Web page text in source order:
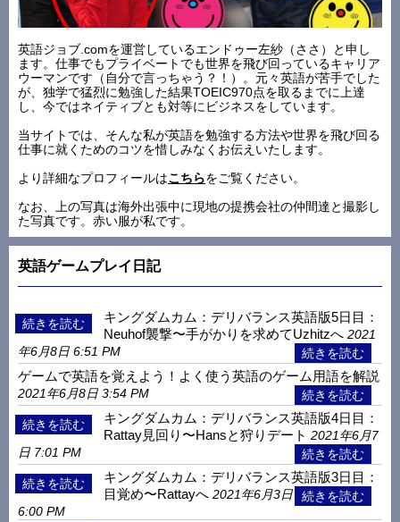
英語ジョブ.comを運営しているエンドゥー左紗（ささ）と申し
ます。仕事でもプライベートでも世界を飛び回っているキャリア
ウーマンです（自分で言っちゃう？！）。元々英語が苦手でした
が、独学で猛烈に勉強した結果TOEIC970点を取るまでに上達
し、今ではネイティブとも対等にビジネスをしています。
当サイトでは、そんな私が英語を勉強する方法や世界を飛び回る
仕事に就くためのコツを惜しみなくお伝えいたします。
より詳細なプロフィールはこちらをご覧ください。
なお、上の写真は海外出張中に現地の提携会社の仲間達と撮影し
た写真です。赤い服が私です。
英語ゲームプレイ日記
キングダムカム：デリバランス英語版5日目：
Neuhof襲撃〜手がかりを求めてUzhitzへ 2021
年6月8日 6:51 PM
ゲームで英語を覚えよう！よく使う英語のゲーム用語を解説
2021年6月8日 3:54 PM
キングダムカム：デリバランス英語版4日目：
Rattay見回り〜Hansと狩りデート 2021年6月7
日 7:01 PM
キングダムカム：デリバランス英語版3日目：
目覚め〜Rattayへ 2021年6月3日
6:00 PM